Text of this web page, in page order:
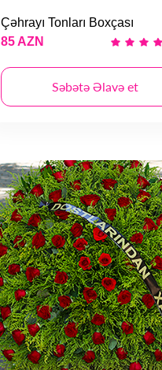
Çəhrayı Tonları Boxçası
85 AZN
Səbətə Əlavə et